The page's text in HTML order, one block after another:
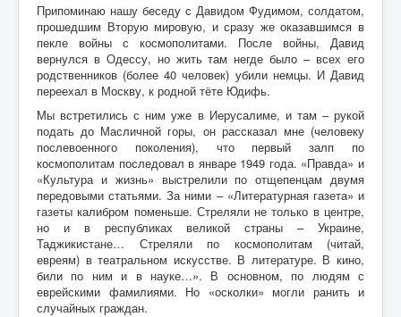
Припоминаю нашу беседу с Давидом Фудимом, солдатом,
прошедшим Вторую мировую, и сразу же оказавшимся в
пекле войны с космополитами. После войны, Давид
вернулся в Одессу, но жить там негде было – всех его
родственников (более 40 человек) убили немцы. И Давид
переехал в Москву, к родной тёте Юдифь.
Мы встретились с ним уже в Иерусалиме, и там – рукой
подать до Масличной горы, он рассказал мне (человеку
послевоенного поколения), что первый залп по
космополитам последовал в январе 1949 года. «Правда» и
«Культура и жизнь» выстрелили по отщепенцам двумя
передовыми статьями. За ними – «Литературная газета» и
газеты калибром поменьше. Стреляли не только в центре,
но и в республиках великой страны – Украине,
Таджикистане… Стреляли по космополитам (читай,
евреям) в театральном искусстве. В литературе. В кино,
били по ним и в науке…». В основном, по людям с
еврейскими фамилиями. Но «осколки» могли ранить и
случайных граждан.